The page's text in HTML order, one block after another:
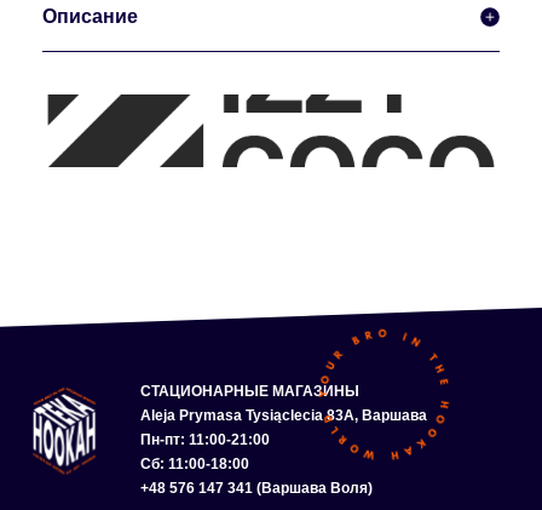
Описание
СТАЦИОНАРНЫЕ МАГАЗИНЫ
Aleja Prymasa Tysiąclecia 83A, Варшава
Пн-пт: 11:00-21:00
Сб: 11:00-18:00
+48 576 147 341 (Варшава Воля)